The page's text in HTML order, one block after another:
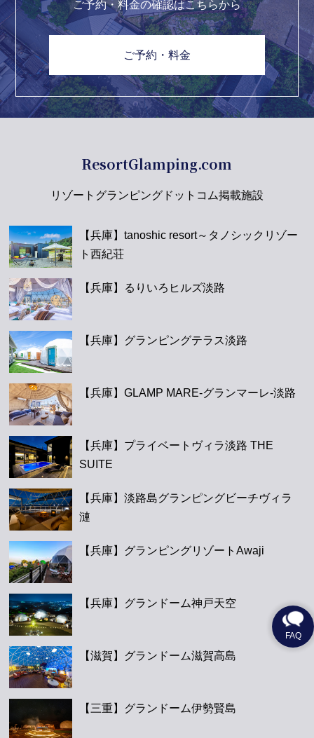
ご予約・料金の確認はこちらから
ご予約・料金
ResortGlamping.com
リゾートグランピングドットコム掲載施設
【兵庫】tanoshic resort～タノシックリゾー
ト西紀荘
【兵庫】るりいろヒルズ淡路
【兵庫】グランピングテラス淡路
【兵庫】GLAMP MARE-グランマーレ-淡路
【兵庫】プライベートヴィラ淡路 THE
SUITE
【兵庫】淡路島グランピングビーチヴィラ
漣
【兵庫】グランピングリゾートAwaji
【兵庫】グランドーム神戸天空
【滋賀】グランドーム滋賀高島
【三重】グランドーム伊勢賢島